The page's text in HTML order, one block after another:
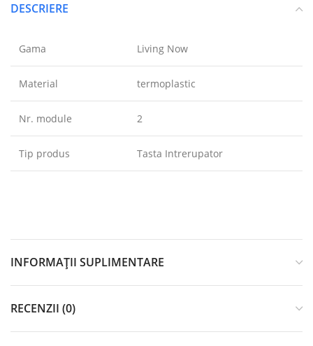
DESCRIERE
Gama Living Now
Material termoplastic
Nr. module 2
Tip produs Tasta Intrerupator
INFORMAȚII SUPLIMENTARE
RECENZII (0)